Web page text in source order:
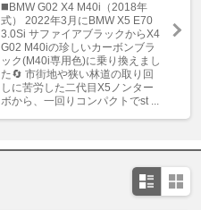
◼️BMW G02 X4 M40i（2018年
式） 2022年3月にBMW X5 E70
3.0Si サファイアブラックからX4
G02 M40iの珍しいカーボンブラ
ック(M40i専用色)に乗り換えまし
た🔄 市街地や狭い林道の取り回
しに苦労した二代目X5ノンター
ボから、一回りコンパクトでst ...